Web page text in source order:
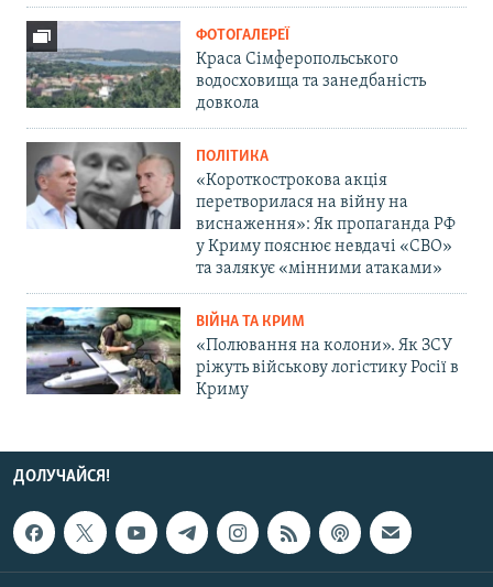
ФОТОГАЛЕРЕЇ
Краса Сімферопольського
водосховища та занедбаність
довкола
ПОЛІТИКА
«Короткострокова акція
перетворилася на війну на
виснаження»: Як пропаганда РФ
у Криму пояснює невдачі «СВО»
та залякує «мінними атаками»
ВІЙНА ТА КРИМ
«Полювання на колони». Як ЗСУ
ріжуть військову логістику Росії в
Криму
ДОЛУЧАЙСЯ!